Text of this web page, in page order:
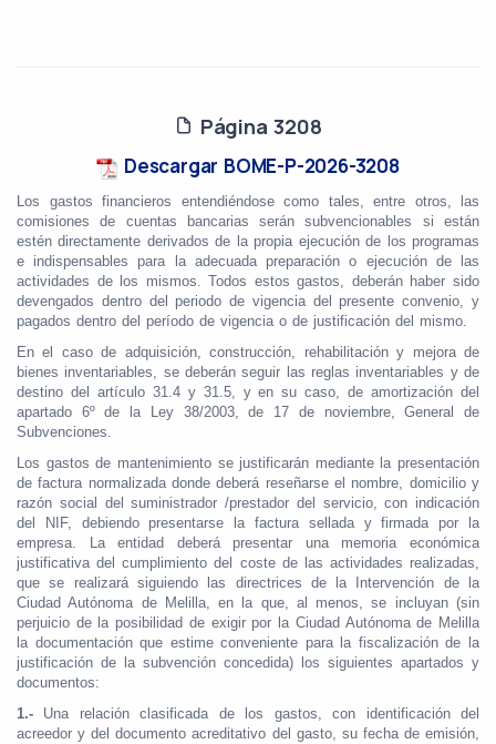
Página 3208
Descargar BOME-P-2026-3208
Los gastos financieros entendiéndose como tales, entre otros, las
comisiones de cuentas bancarias serán subvencionables si están
estén directamente derivados de la propia ejecución de los programas
e indispensables para la adecuada preparación o ejecución de las
actividades de los mismos. Todos estos gastos, deberán haber sido
devengados dentro del periodo de vigencia del presente convenio, y
pagados dentro del período de vigencia o de justificación del mismo.
En el caso de adquisición, construcción, rehabilitación y mejora de
bienes inventariables, se deberán seguir las reglas inventariables y de
destino del artículo 31.4 y 31.5, y en su caso, de amortización del
apartado 6º de la Ley 38/2003, de 17 de noviembre, General de
Subvenciones.
Los gastos de mantenimiento se justificarán mediante la presentación
de factura normalizada donde deberá reseñarse el nombre, domicilio y
razón social del suministrador /prestador del servicio, con indicación
del NIF, debiendo presentarse la factura sellada y firmada por la
empresa. La entidad deberá presentar una memoria económica
justificativa del cumplimiento del coste de las actividades realizadas,
que se realizará siguiendo las directrices de la Intervención de la
Ciudad Autónoma de Melilla, en la que, al menos, se incluyan (sin
perjuicio de la posibilidad de exigir por la Ciudad Autónoma de Melilla
la documentación que estime conveniente para la fiscalización de la
justificación de la subvención concedida) los siguientes apartados y
documentos:
1.- Una relación clasificada de los gastos, con identificación del
acreedor y del documento acreditativo del gasto, su fecha de emisión,